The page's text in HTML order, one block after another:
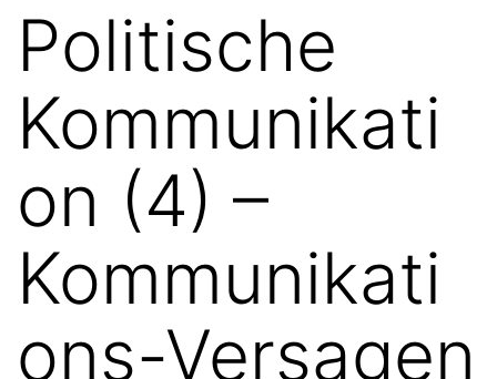
Politische
Kommunikati
on (4) –
Kommunikati
ons-Versagen